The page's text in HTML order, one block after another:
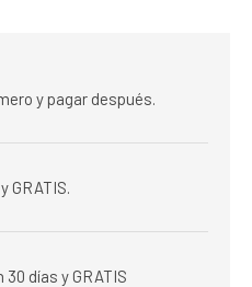
y pagar después.
GRATIS.
días y GRATIS